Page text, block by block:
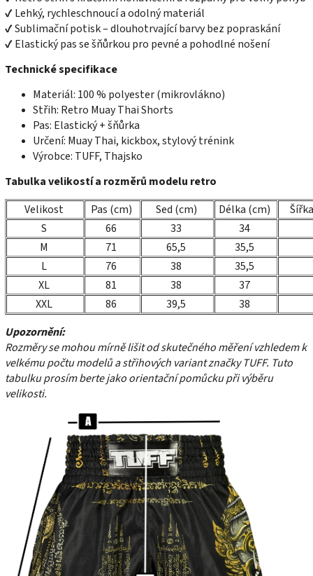
✔ Lehký, rychleschnoucí a odolný materiál
✔ Sublimační potisk – dlouhotrvající barvy bez popraskání
✔ Elastický pas se šňůrkou pro pevné a pohodlné nošení
Technické specifikace
Materiál: 100 % polyester (mikrovlákno)
Střih: Retro Muay Thai Shorts
Pas: Elastický + šňůrka
Určení: Muay Thai, kickbox, stylový trénink
Výrobce: TUFF, Thajsko
Tabulka velikostí a rozměrů modelu retro
Velikost
Pas (cm) Sed (cm) Délka (cm)
S
66 33
34
M
71 65,5
35,5
L
76 38
35,5
XL
81 38
37
XXL
86 39,5
38
Upozornění:
Rozměry se mohou mírně lišit od skutečného měření vzhledem k
velkému počtu modelů a střihových variant značky TUFF. Tuto
tabulku prosím berte jako orientační pomůcku při výběru
velikosti.